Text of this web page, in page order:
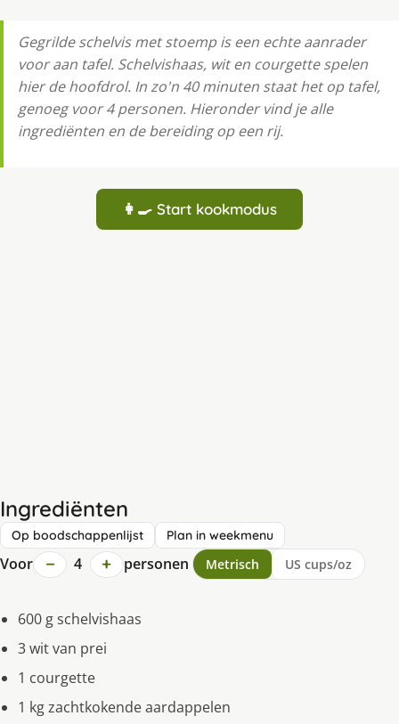
Gegrilde schelvis met stoemp is een echte aanrader
voor aan tafel. Schelvishaas, wit en courgette spelen
hier de hoofdrol. In zo'n 40 minuten staat het op tafel,
genoeg voor 4 personen. Hieronder vind je alle
ingrediënten en de bereiding op een rij.
👩‍🍳 Start kookmodus
Ingrediënten
Op boodschappenlijst Plan in weekmenu
Voor − 4 + personen Metrisch US cups/oz
600 g schelvishaas
3 wit van prei
1 courgette
1 kg zachtkokende aardappelen